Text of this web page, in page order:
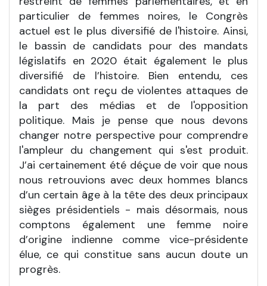
particulier de femmes noires, le Congrès
actuel est le plus diversifié de l'histoire. Ainsi,
le bassin de candidats pour des mandats
législatifs en 2020 était également le plus
diversifié de l’histoire. Bien entendu, ces
candidats ont reçu de violentes attaques de
la part des médias et de l'opposition
politique. Mais je pense que nous devons
changer notre perspective pour comprendre
l'ampleur du changement qui s'est produit.
J’ai certainement été déçue de voir que nous
nous retrouvions avec deux hommes blancs
d’un certain âge à la tête des deux principaux
sièges présidentiels - mais désormais, nous
comptons également une femme noire
d’origine indienne comme vice-présidente
élue, ce qui constitue sans aucun doute un
progrès.